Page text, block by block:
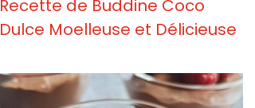
Recette de Buddine Coco
Dulce Moelleuse et Délicieuse